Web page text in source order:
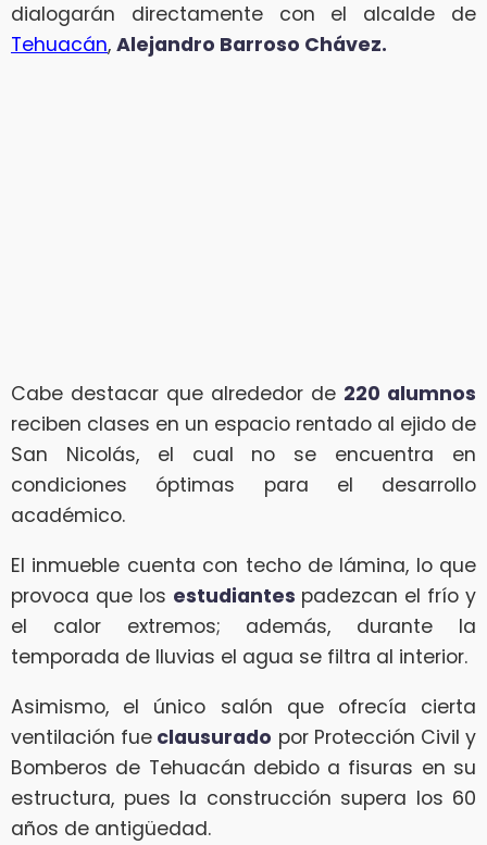
dialogarán directamente con el alcalde de
Tehuacán, Alejandro Barroso Chávez.
Cabe destacar que alrededor de 220 alumnos
reciben clases en un espacio rentado al ejido de
San Nicolás, el cual no se encuentra en
condiciones óptimas para el desarrollo
académico.
El inmueble cuenta con techo de lámina, lo que
provoca que los estudiantes padezcan el frío y
el calor extremos; además, durante la
temporada de lluvias el agua se filtra al interior.
Asimismo, el único salón que ofrecía cierta
ventilación fue clausurado por Protección Civil y
Bomberos de Tehuacán debido a fisuras en su
estructura, pues la construcción supera los 60
años de antigüedad.